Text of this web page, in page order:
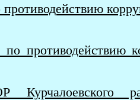
противодействию